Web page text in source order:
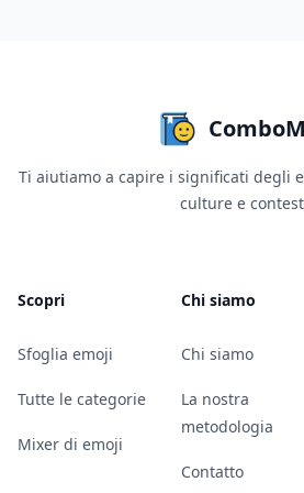
Ti aiutiamo a capire i significati degli
culture e
Scopri
Sfoglia emoji
Tutte le categorie
Mixer di emoji
Chi siamo
Chi siamo
La nostra
metodologia
Contatto